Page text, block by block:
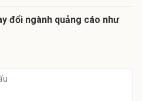
đổi ngành quảng cáo như